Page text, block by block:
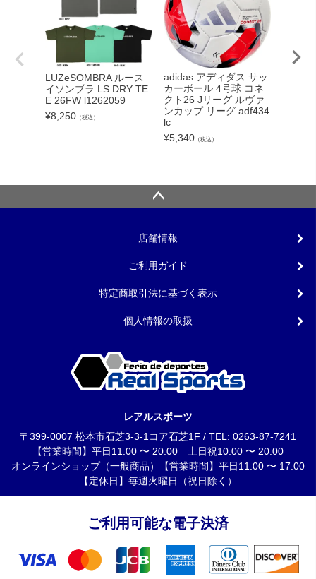
LUZeSOMBRA ルース
イソンブラ LS DRY TE
E 26FW l1262059
¥8,250 （税込）
adidas アディダス サッ
カーボール 4号球 コネ
クト26 Jリーグ ルヴァ
ンカップ リーグ adf434
lc
¥5,340 （税込）
店舗情報
ご利用ガイド
特定商取引法に基づく表示
個人情報の取扱
レアルスポーツ
〒399-0007 松本市石芝3-3-1コア石芝1F / TEL: 0263-87-7241
【営業時間】平日11:00 〜 20:00 土日祝10:00 〜 20:00
オンラインショップ（一般商品）【営業時間】平日11:00 〜 17:00
【定休日】毎週火曜日（祝日除く）
ご利用可能な電子決済